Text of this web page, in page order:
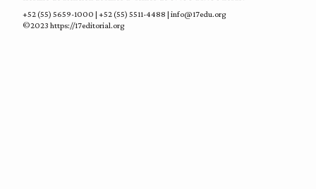
+52 (55) 5659-1000 | +52 (55) 5511-4488 | info@17edu.org
©2023 https://17editorial.org